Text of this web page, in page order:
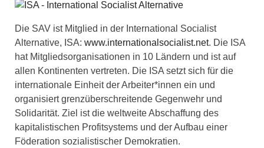
Die SAV ist Mitglied in der International Socialist
Alternative, ISA: www.internationalsocialist.net. Die ISA
hat Mitgliedsorganisationen in 10 Ländern und ist auf
allen Kontinenten vertreten. Die ISA setzt sich für die
internationale Einheit der Arbeiter*innen ein und
organisiert grenzüberschreitende Gegenwehr und
Solidarität. Ziel ist die weltweite Abschaffung des
kapitalistischen Profitsystems und der Aufbau einer
Föderation sozialistischer Demokratien.